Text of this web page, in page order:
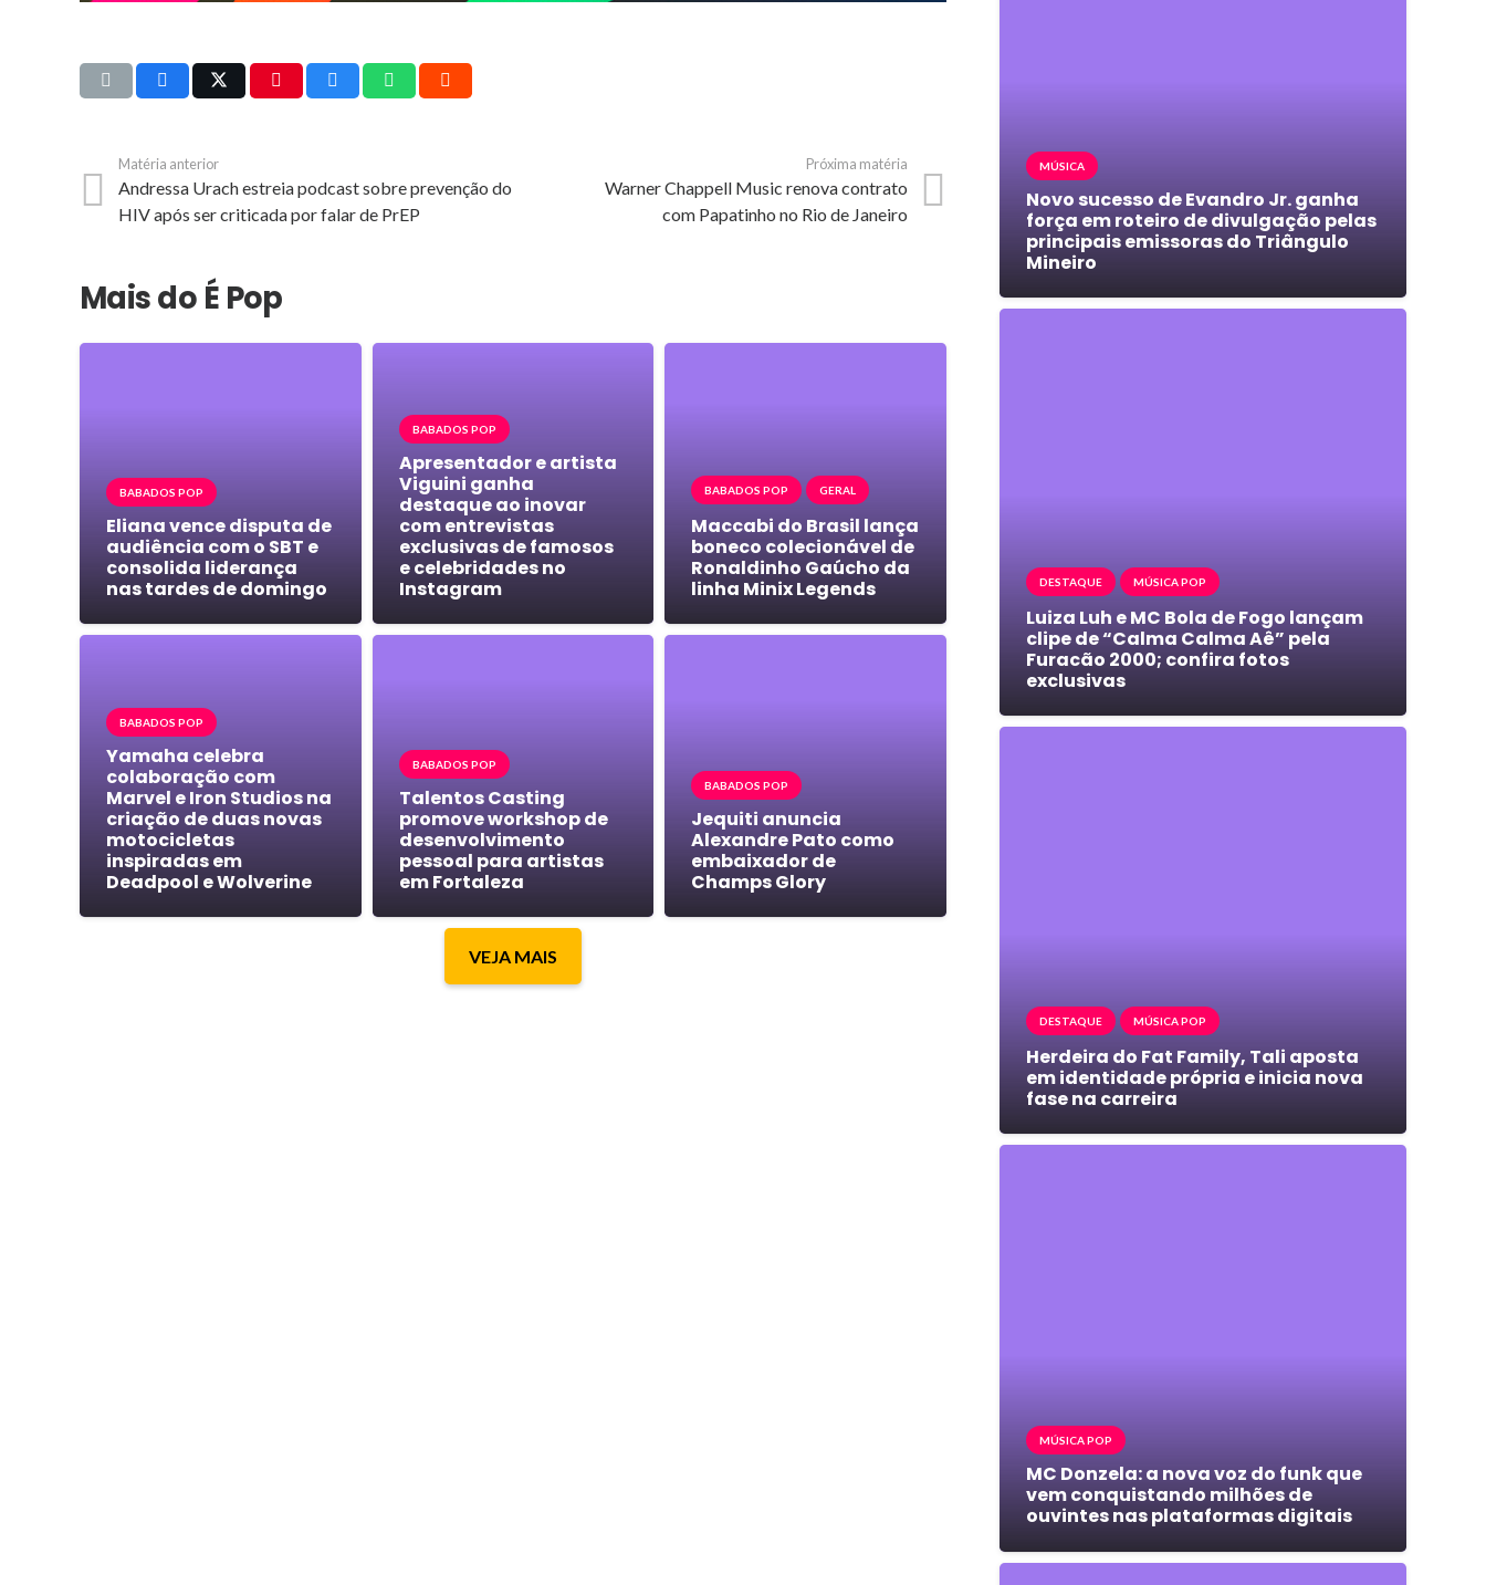
Matéria anterior
Andressa Urach estreia podcast sobre prevenção do
HIV após ser criticada por falar de PrEP
Próxima matéria
Warner Chappell Music renova contrato
com Papatinho no Rio de Janeiro
Mais do É Pop
BABADOS POP
Eliana vence disputa de
audiência com o SBT e
consolida liderança
nas tardes de domingo
BABADOS POP
Apresentador e artista
Viguini ganha
destaque ao inovar
com entrevistas
exclusivas de famosos
e celebridades no
Instagram
BABADOS POP GERAL
Maccabi do Brasil lança
boneco colecionável de
Ronaldinho Gaúcho da
linha Minix Legends
BABADOS POP
Yamaha celebra
colaboração com
Marvel e Iron Studios na
criação de duas novas
motocicletas
inspiradas em
Deadpool e Wolverine
BABADOS POP
Talentos Casting
promove workshop de
desenvolvimento
pessoal para artistas
em Fortaleza
BABADOS POP
Jequiti anuncia
Alexandre Pato como
embaixador de
Champs Glory
VEJA MAIS
MÚSICA
Novo sucesso de Evandro Jr. ganha
força em roteiro de divulgação pelas
principais emissoras do Triângulo
Mineiro
DESTAQUE MÚSICA POP
Luiza Luh e MC Bola de Fogo lançam
clipe de “Calma Calma Aê” pela
Furacão 2000; confira fotos
exclusivas
DESTAQUE MÚSICA POP
Herdeira do Fat Family, Tali aposta
em identidade própria e inicia nova
fase na carreira
MÚSICA POP
MC Donzela: a nova voz do funk que
vem conquistando milhões de
ouvintes nas plataformas digitais